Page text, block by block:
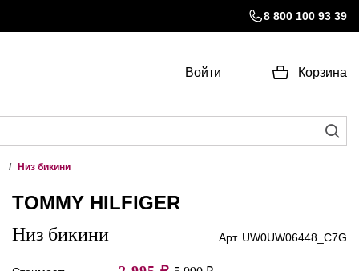
8 800 100 93 39
Войти Корзина
Низ бикини
TOMMY HILFIGER
Низ бикини Арт. UW0UW06448_C7G